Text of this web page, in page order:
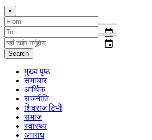
×
event
event
Search
मुख्य पृष्ठ
समाचार
आर्थिक
राजनीति
शिवराज टिभी
समाज
स्वास्थ्य
अपराध